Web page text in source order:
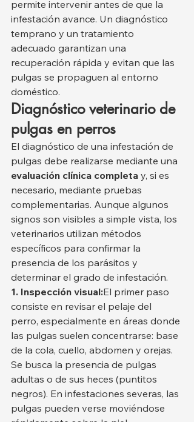
permite intervenir antes de que la
infestación avance. Un diagnóstico
temprano y un tratamiento
adecuado garantizan una
recuperación rápida y evitan que las
pulgas se propaguen al entorno
doméstico.
Diagnóstico veterinario de
pulgas en perros
El diagnóstico de una infestación de
pulgas debe realizarse mediante una
evaluación clínica completa y, si es
necesario, mediante pruebas
complementarias. Aunque algunos
signos son visibles a simple vista, los
veterinarios utilizan métodos
específicos para confirmar la
presencia de los parásitos y
determinar el grado de infestación.
1. Inspección visual:El primer paso
consiste en revisar el pelaje del
perro, especialmente en áreas donde
las pulgas suelen concentrarse: base
de la cola, cuello, abdomen y orejas.
Se busca la presencia de pulgas
adultas o de sus heces (puntitos
negros). En infestaciones severas, las
pulgas pueden verse moviéndose